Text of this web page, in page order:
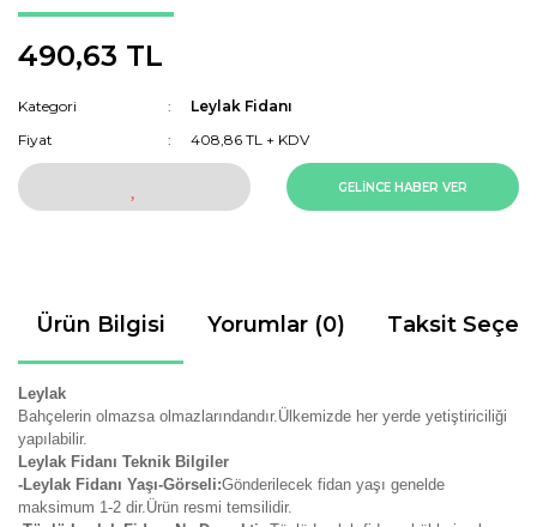
490,63 TL
Kategori
Leylak Fidanı
Fiyat
408,86 TL + KDV
GELİNCE HABER VER
Ürün Bilgisi Yorumlar (0) Taksit
Leylak
Bahçelerin olmazsa olmazlarındandır.Ülkemizde her yerde yetiştiriciliği
yapılabilir.
Leylak Fidanı Teknik Bilgiler
-Leylak Fidanı Yaşı-Görseli:Gönderilecek fidan yaşı genelde
maksimum 1-2 dir.Ürün resmi temsilidir.